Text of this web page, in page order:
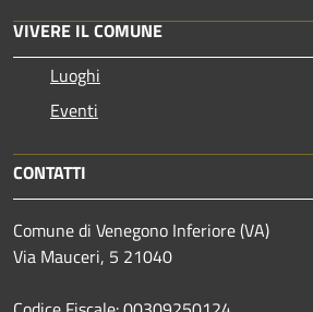
VIVERE IL COMUNE
Luoghi
Eventi
CONTATTI
Comune di Venegono Inferiore (VA)
Via Mauceri, 5 21040